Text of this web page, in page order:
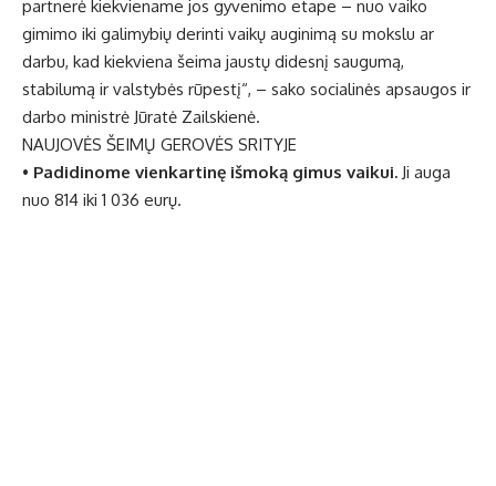
partnerė kiekviename jos gyvenimo etape – nuo vaiko
gimimo iki galimybių derinti vaikų auginimą su mokslu ar
darbu, kad kiekviena šeima jaustų didesnį saugumą,
stabilumą ir valstybės rūpestį“, – sako socialinės apsaugos ir
darbo ministrė Jūratė Zailskienė.
NAUJOVĖS ŠEIMŲ GEROVĖS SRITYJE
• Padidinome vienkartinę išmoką gimus vaikui. Ji auga
nuo 814 iki 1 036 eurų.